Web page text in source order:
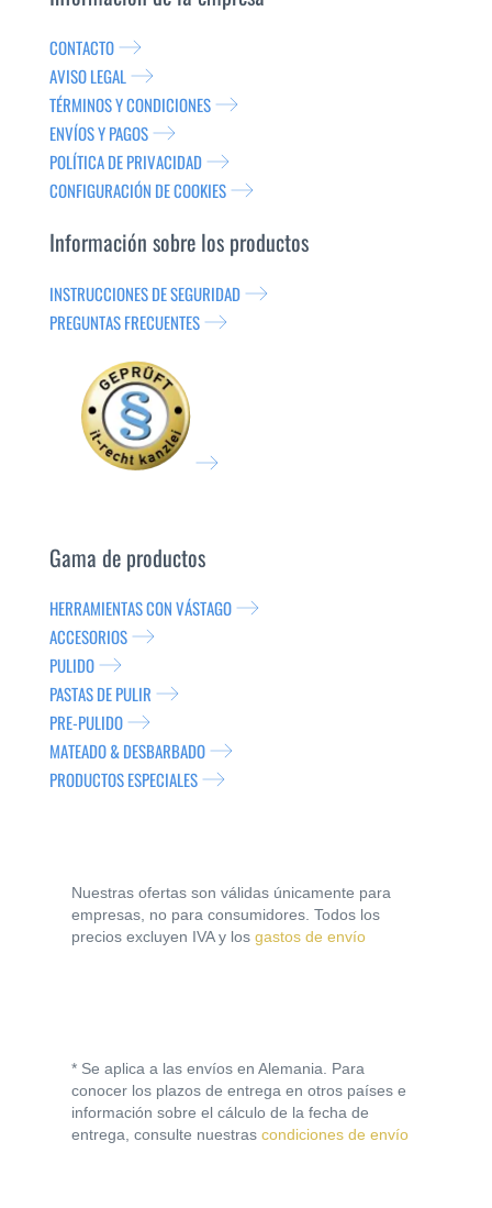
CONTACTO
AVISO LEGAL
TÉRMINOS Y CONDICIONES
ENVÍOS Y PAGOS
POLÍTICA DE PRIVACIDAD
CONFIGURACIÓN DE COOKIES
Información sobre los productos
INSTRUCCIONES DE SEGURIDAD
PREGUNTAS FRECUENTES
Gama de productos
HERRAMIENTAS CON VÁSTAGO
ACCESORIOS
PULIDO
PASTAS DE PULIR
PRE-PULIDO
MATEADO & DESBARBADO
PRODUCTOS ESPECIALES
Nuestras ofertas son válidas únicamente para
empresas, no para consumidores. Todos los
precios excluyen IVA y los gastos de envío
* Se aplica a las envíos en Alemania. Para
conocer los plazos de entrega en otros países e
información sobre el cálculo de la fecha de
entrega, consulte nuestras condiciones de envío